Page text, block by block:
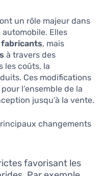
un rôle majeur dans
Elles
fabricants, mais
à travers des
les coûts, la
Ces modifications
l’ensemble de la
jusqu’à la vente.
changements
favorisant les